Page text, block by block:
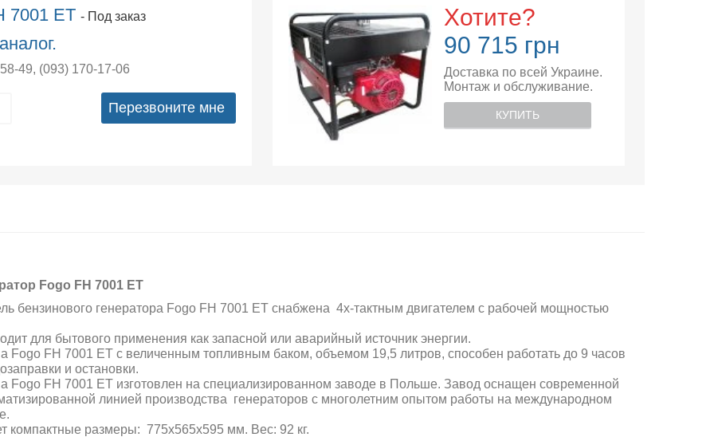
7001 ET- Под заказ
49, (093) 170-17-06
Перезвоните мне
Хотите?
90 715 грн
Доставка по всей Украине.
Монтаж и обслуживание.
КУПИТЬ
Fogo FH 7001 ET
бензинового генератора Fogo FH 7001 ET снабжена 4х-тактным двигателем с рабочей мощностью
для бытового применения как запасной или аварийный источник энергии.
Fogo FH 7001 ET с величенным топливным баком, объемом 19,5 литров, способен работать до 9 часов
и остановки.
Fogo FH 7001 ET изготовлен на специализированном заводе в Польше. Завод оснащен современной
линией производства генераторов с многолетним опытом работы на международном
компактные размеры: 775x565x595 мм. Вес: 92 кг.